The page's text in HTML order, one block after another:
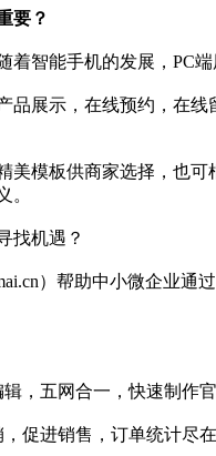
要？
智能手机的发展，PC端
展示，在线预约，在线
模板供商家选择，也可
。
机遇？
）帮助中小微企业通
五网合一，快速制作官
进销售，订单统计尽在